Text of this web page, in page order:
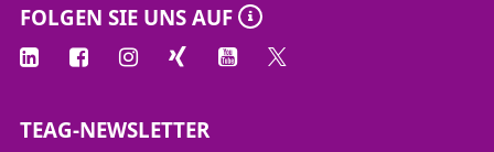
FOLGEN SIE UNS AUF
TEAG-NEWSLETTER